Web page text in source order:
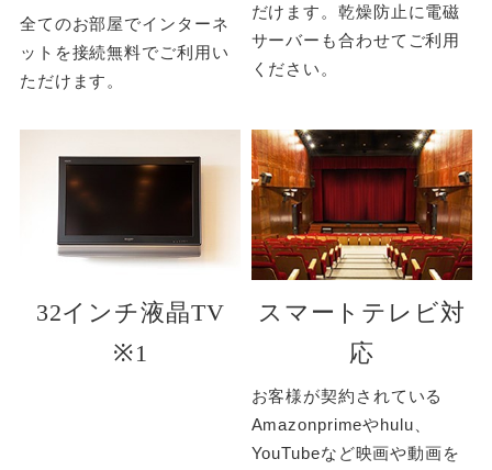
全てのお部屋でインターネ
ットを接続無料でご利用い
ただけます。
だけます。乾燥防止に電磁
サーバーも合わせてご利用
ください。
32インチ液晶TV
※1
スマートテレビ対
応
お客様が契約されている
Amazonprimeやhulu、
YouTubeなど映画や動画を